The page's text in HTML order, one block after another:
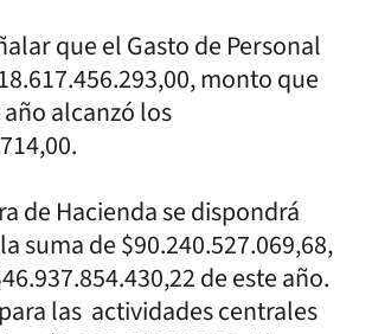
que el Gasto de Personal
monto que
alcanzó los
de Hacienda se dispondrá
suma de $90.240.527.069,68,
de este año.
las actividades centrales